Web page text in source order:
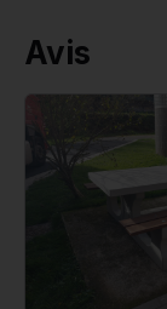
Avis